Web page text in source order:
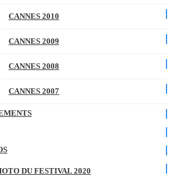
CANNES 2010
CANNES 2009
CANNES 2008
CANNES 2007
DU FESTIVAL 2020